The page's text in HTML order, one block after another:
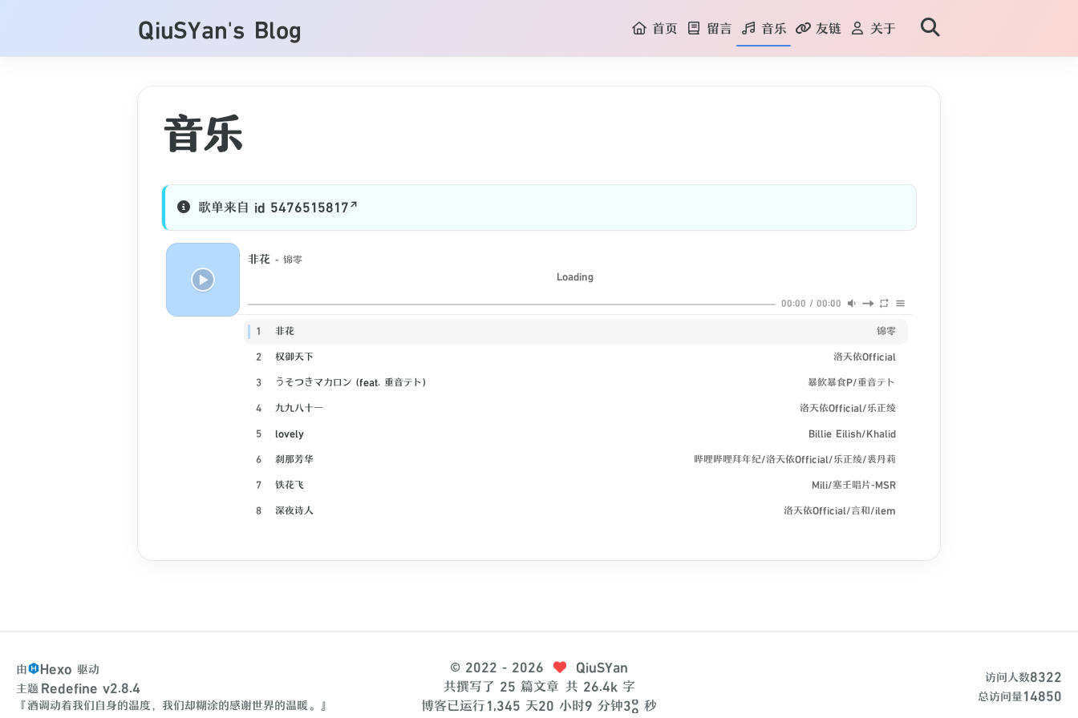
QiuSYan's Blog 首页 留言 音乐 友链 关于
音乐
歌单来自 id 5476515817
非花 - 锦零
Loading
00:00 / 00:00
1 非花 锦零
2 权御天下 洛天依Official
3 うそつきマカロン (feat. 重音テト) 暴飲暴食P/重音テト
4 九九八十一 洛天依Official/乐正绫
5 lovely Billie Eilish/Khalid
6 刹那芳华 哔哩哔哩拜年纪/洛天依Official/乐正绫/裘丹莉
7 铁花飞 Mili/塞壬唱片-MSR
8 深夜诗人 洛天依Official/言和/ilem
10 我的悲伤是水做的 ChiliChill乐团/洛天依Official
© 2022 - 2026
QiuSYan
共撰写了 25 篇文章 共 26.4k 字
访问人数8322
总访问量14850
由 Hexo 驱动
主题 Redefine v2.8.4
『酒调动着我们自身的温度，我们却糊涂的感谢世界的温暖。』 博客已运行 1,345 天20 小时9 分钟39 秒